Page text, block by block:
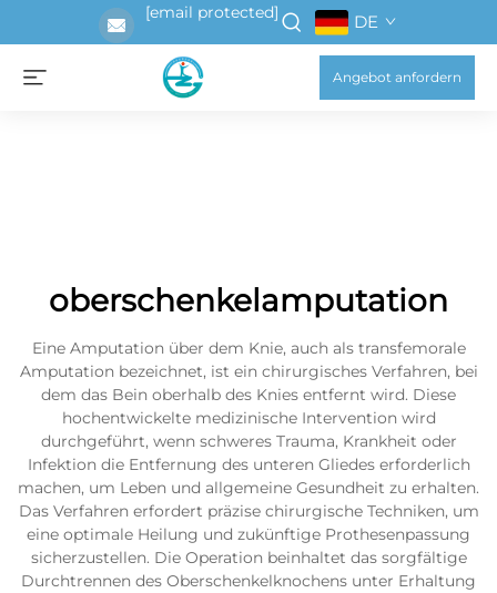
[email protected] DE
Angebot anfordern
oberschenkelamputation
Eine Amputation über dem Knie, auch als transfemorale
Amputation bezeichnet, ist ein chirurgisches Verfahren, bei
dem das Bein oberhalb des Knies entfernt wird. Diese
hochentwickelte medizinische Intervention wird
durchgeführt, wenn schweres Trauma, Krankheit oder
Infektion die Entfernung des unteren Gliedes erforderlich
machen, um Leben und allgemeine Gesundheit zu erhalten.
Das Verfahren erfordert präzise chirurgische Techniken, um
eine optimale Heilung und zukünftige Prothesenpassung
sicherzustellen. Die Operation beinhaltet das sorgfältige
Durchtrennen des Oberschenkelknochens unter Erhaltung